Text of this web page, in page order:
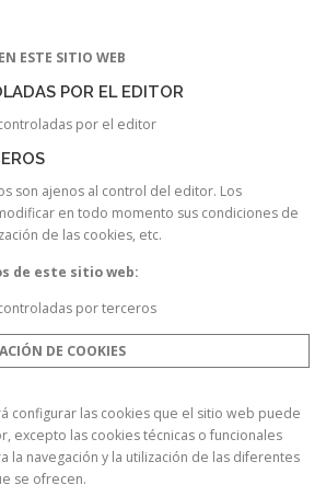
ESTE SITIO WEB
POR EL EDITOR
por el editor
son ajenos al control del editor. Los
en todo momento sus condiciones de
de las cookies, etc.
de este sitio web:
por terceros
DE COOKIES
configurar las cookies que el sitio web puede
excepto las cookies técnicas o funcionales
la navegación y la utilización de las diferentes
se ofrecen.